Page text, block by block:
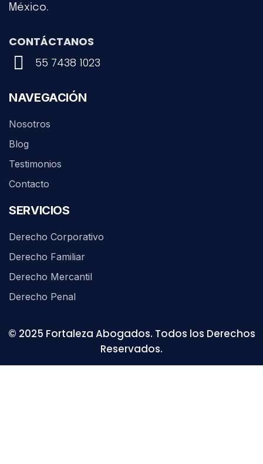
México.
CONTÁCTANOS
55 7438 1023
NAVEGACIÓN
Nosotros
Blog
Testimonios
Contacto
SERVICIOS
Derecho Corporativo
Derecho Familiar
Derecho Mercantil
Derecho Penal
© 2025 Fortaleza Abogados. Todos los Derechos
Reservados.